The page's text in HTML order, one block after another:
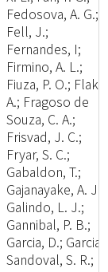
Fedosova, A. G.;
Fell, J.;
Fernandes, I;
Firmino, A. L.;
Fiuza, P. O.;
A.; Fragoso de
Souza, C. A.;
Frisvad, J. C.;
Fryar, S. C.;
Gabaldon, T.;
Gajanayake, A. J.;
Galindo, L. J.;
Gannibal, P. B.;
Garcia, D.; Garcia-
Sandoval, S. R.;